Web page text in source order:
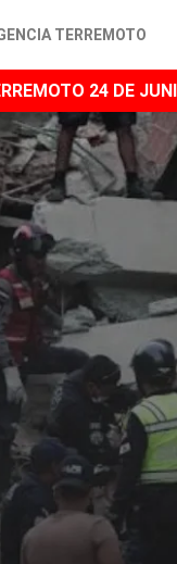
TERREMOTO
24 DE